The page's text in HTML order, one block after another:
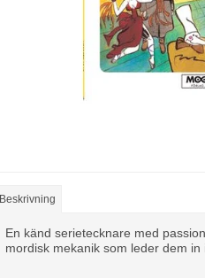
Beskrivning
En känd serietecknare med
mordisk mekanik som leder dem